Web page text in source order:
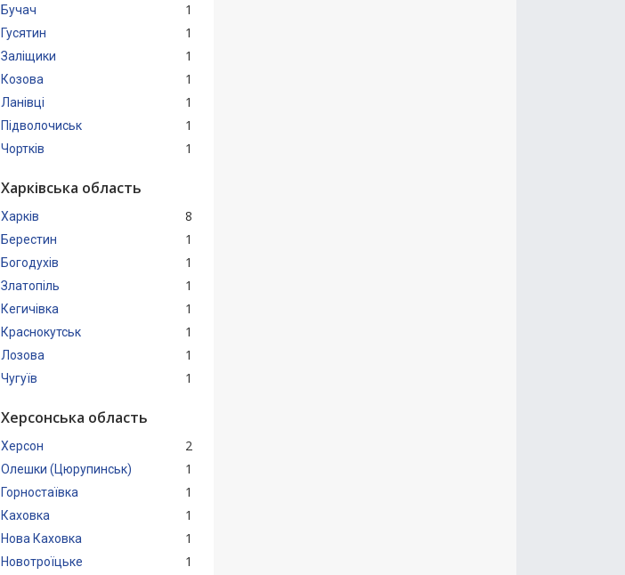
Бучач 1
Гусятин 1
Заліщики 1
Козова 1
Ланівці 1
Підволочиськ 1
Чортків 1
Харківська область
Харків 8
Берестин 1
Богодухів 1
Златопіль 1
Кегичівка 1
Краснокутськ 1
Лозова 1
Чугуїв 1
Херсонська область
Херсон 2
Олешки (Цюрупинськ) 1
Горностаївка 1
Каховка 1
Нова Каховка 1
Новотроїцьке 1